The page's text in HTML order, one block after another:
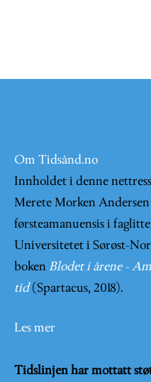
Om Tidsånd.no
Innholdet i denne
Merete Morken
førsteamanuensis i
Universitetet i Sørøst-
boken Blodet i årene -
tid (Spartacus, 2018).
Les mer
Tidslinjen har mottatt